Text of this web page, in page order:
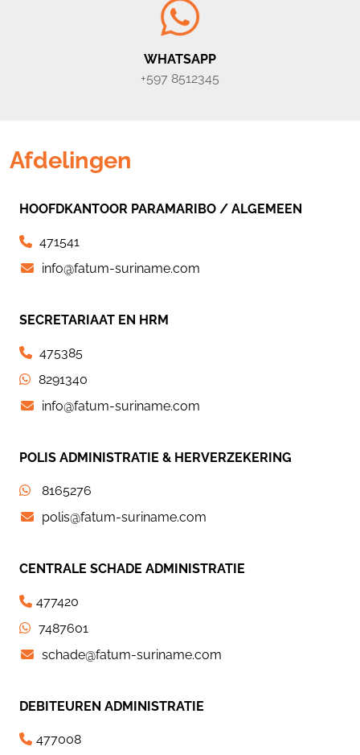
WHATSAPP
+597 8512345
Afdelingen
HOOFDKANTOOR PARAMARIBO / ALGEMEEN
471541
info@fatum-suriname.com
SECRETARIAAT EN HRM
475385
8291340
info@fatum-suriname.com
POLIS ADMINISTRATIE & HERVERZEKERING
8165276
polis@fatum-suriname.com
CENTRALE SCHADE ADMINISTRATIE
477420
7487601
schade@fatum-suriname.com
DEBITEUREN ADMINISTRATIE
477008